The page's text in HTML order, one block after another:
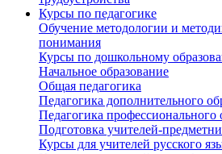
Курсы по педагогике
Обучение методологии и
понимания
Курсы по дошкольному
Начальное образование
Общая педагогика
Педагогика дополнительного
Педагогика профессионального
Подготовка учителей-
Курсы для учителей русского